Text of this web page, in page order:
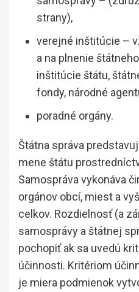
strany),
verejné inštitúcie –
a na plnenie
inštitúcie štátu,
fondy, národné
poradné orgány.
Štátna správa
mene štátu
Samospráva vykonáva
orgánov obcí, miest a
celkov. Rozdielnosť (a
samosprávy a štátnej
pochopiť ak sa uvedú
účinnosti. Kritériom
je miera podmienok